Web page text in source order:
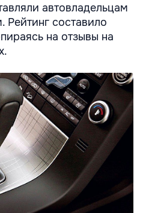
автовладельцам
Рейтинг составило
на отзывы на